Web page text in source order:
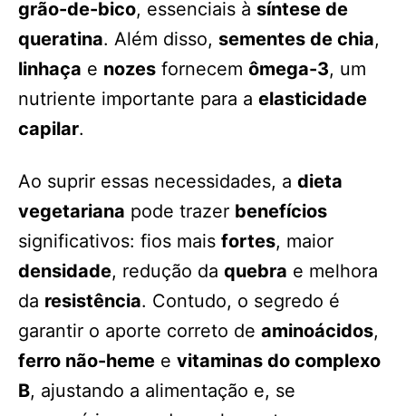
grão-de-bico, essenciais à síntese de
queratina. Além disso, sementes de chia,
linhaça e nozes fornecem ômega-3, um
nutriente importante para a elasticidade
capilar.
Ao suprir essas necessidades, a dieta
vegetariana pode trazer benefícios
significativos: fios mais fortes, maior
densidade, redução da quebra e melhora
da resistência. Contudo, o segredo é
garantir o aporte correto de aminoácidos,
ferro não-heme e vitaminas do complexo
B, ajustando a alimentação e, se